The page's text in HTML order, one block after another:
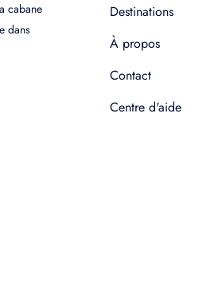
cabane
dans
Destinations
À propos
Contact
Centre d'aide